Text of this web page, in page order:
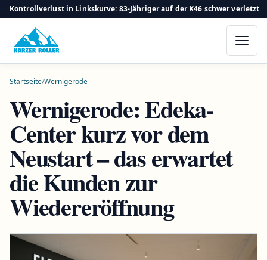
Kontrollverlust in Linkskurve: 83-Jähriger auf der K46 schwer verletzt
Startseite/Wernigerode
Wernigerode: Edeka-
Center kurz vor dem
Neustart – das erwartet
die Kunden zur
Wiedereröffnung